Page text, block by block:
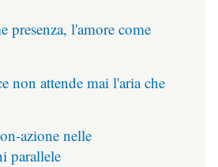
presenza, l'amore come
non attende mai l'aria che
azione nelle
parallele